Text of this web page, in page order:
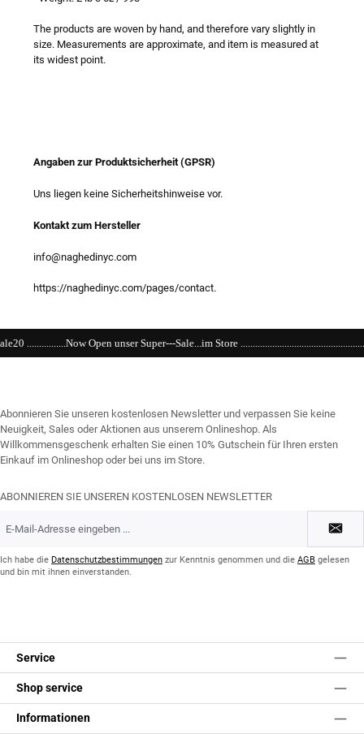
The products are woven by hand, and therefore vary slightly in
size. Measurements are approximate, and item is measured at
its widest point.
Angaben zur Produktsicherheit (GPSR)
Uns liegen keine Sicherheitshinweise vor.
Kontakt zum Hersteller
info@naghedinyc.com
https://naghedinyc.com/pages/contact.
unser Super---Sale...im Store
Abonnieren Sie unseren kostenlosen Newsletter und verpassen Sie keine
Neuigkeit, Sales oder Aktionen aus unserem Onlineshop. Als
Willkommensgeschenk erhalten Sie einen 10% Gutschein für Ihren ersten
Einkauf im Onlineshop oder bei uns im Store.
ABONNIEREN SIE UNSEREN KOSTENLOSEN NEWSLETTER
Mail-
*Ich habe die Datenschutzbestimmungen zur Kenntnis genommen und die AGB gelesen
und bin mit ihnen einverstanden.
Service
Shop service
Informationen